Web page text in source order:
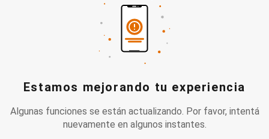
Estamos mejorando tu experiencia
Algunas funciones se están actualizando. Por favor, intentá
nuevamente en algunos instantes.